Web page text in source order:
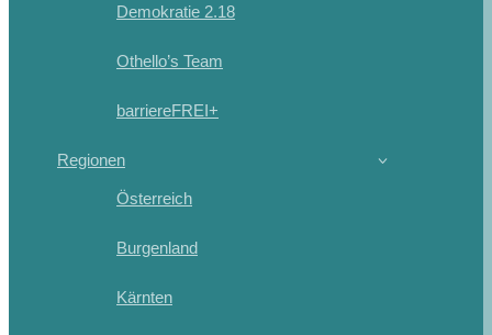
Demokratie 2.18
Othello’s Team
barriereFREI+
Regionen
Österreich
Burgenland
Kärnten